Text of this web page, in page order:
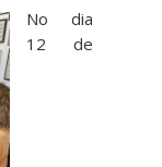
No dia
12 de